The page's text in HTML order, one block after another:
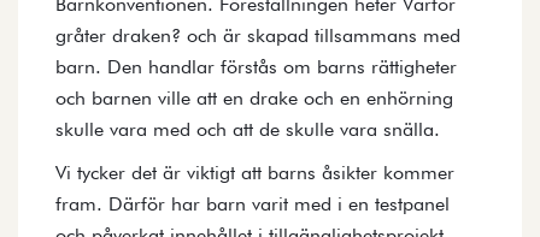
Barnkonventionen. Föreställningen heter Varför
gråter draken? och är skapad tillsammans med
barn. Den handlar förstås om barns rättigheter
och barnen ville att en drake och en enhörning
skulle vara med och att de skulle vara snälla.
Vi tycker det är viktigt att barns åsikter kommer
fram. Därför har barn varit med i en testpanel